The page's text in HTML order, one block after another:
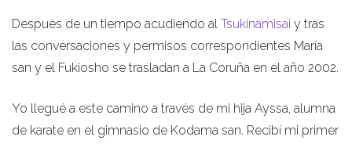
Después de un tiempo acudiendo al Tsukinamisai y tras
las conversaciones y permisos correspondientes María
san y el Fukiosho se trasladan a La Coruña en el año 2002.
Yo llegué a este camino a través de mi hija Ayssa, alumna
de karate en el gimnasio de Kodama san. Recibí mi primer